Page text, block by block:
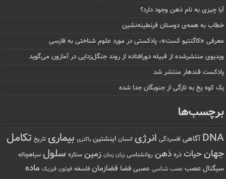
آیا چیزی به نام ذهن وجود دارد؟
خطاب به همه‌ی دوستان قرنطینه‌نشین
معرفی «کاگنتیو کست»، پادکستی در مورد علوم شناختی به فارسی
ویدیوی منتشرشده از قبیله دورافتاده‌ از روند جنگل‌زدایی در آمازون می‌گوید
پادکست قندهار منتشر شد
یک کوه یخ به تازگی از جنوبگان جدا شده
برچسب‌ها
DNA آگاهی افسردگی انرژی انسان اینشتین باکتری بیماری تاریخ تکامل
جهانحیات ذره ذهن روانشناسی زبان زمان زمین ستاره سلول سیاهچاله
سیگنال عصب عصب شناسی عصبی فضا فضازمان فلسفه فوتون فیزیک ماده